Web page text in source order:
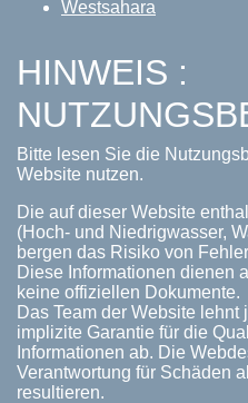
Westsahara
HINWEIS :
Bitte lesen Sie die
Website nutzen.
Die auf dieser Website
(Hoch- und Niedrigwasser,
bergen das Risiko von
Diese Informationen dienen
keine offiziellen Dokumente.
Das Team der Website
implizite Garantie für die
Informationen ab. Die
Verantwortung für Schäden
resultieren.